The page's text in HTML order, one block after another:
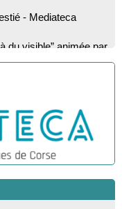
- Pitretu è
Morin :
- Mediateca
- Pitretu è
Mondu ditu
- Currà
Regards sur le
- Spaziu Jean-